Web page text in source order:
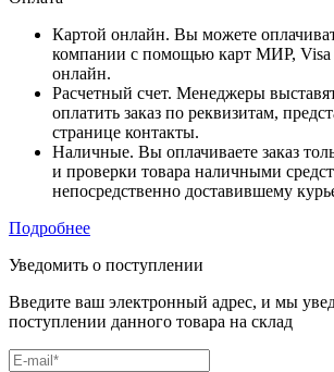
Картой онлайн. Вы можете
компании с помощью карт МИР, Visa
онлайн.
Расчетный счет. Менеджеры
оплатить заказ по реквизитам,
странице контакты.
Наличные. Вы оплачиваете заказ
и проверки товара наличными
непосредственно доставившему
Подробнее
Уведомить о поступлении
Введите ваш электронный адрес, и мы
поступлении данного товара на склад